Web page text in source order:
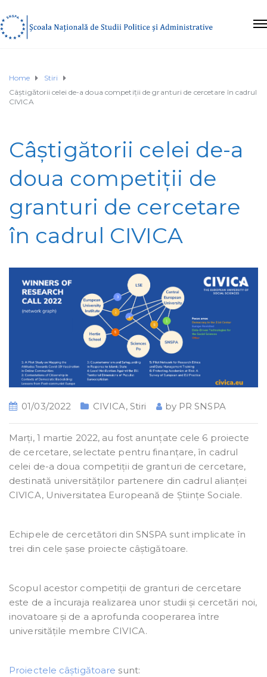
Home
Stiri
Câștigătorii celei de-a doua competiții de granturi de cercetare în cadrul
CIVICA
Câștigătorii celei de-a
doua competiții de
granturi de cercetare
în cadrul CIVICA
01/03/2022 CIVICA,Stiri by PR SNSPA
Marți, 1 martie 2022, au fost anunțate cele 6 proiecte
de cercetare, selectate pentru finanțare, în cadrul
celei de-a doua competiții de granturi de cercetare,
destinată universităților partenere din cadrul alianței
CIVICA, Universitatea Europeană de Științe Sociale.
Echipele de cercetători din SNSPA sunt implicate în
trei din cele șase proiecte câștigătoare.
Scopul acestor competiții de granturi de cercetare
este de a încuraja realizarea unor studii și cercetări noi,
inovatoare și de a aprofunda cooperarea între
universitățile membre CIVICA.
Proiectele câștigătoare sunt: